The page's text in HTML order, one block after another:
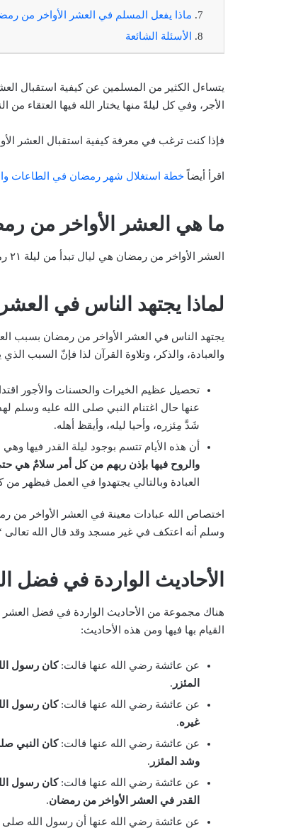
ماذا يفعل المسلم في العشر الأواخر من
الأسئلة الشائعة
يتساءل الكثير من المسلمين عن كيفية استقبال
الأجر، وفي كل ليلةً منها يختار الله فيها العتقاء من
فإذا كنت ترغب في معرفة كيفية استقبال العشر
اقرأ أيضاً خطة استغلال شهر رمضان في الطاعات
ما هي العشر الأواخر من
العشر الأواخر من رمضان هي ليال تبدأ من ليلة ٢١ رمضان حتى ليلة ٣٠ رمضان، وهي ليال يتحرى فيها المسلمون ليلة القدر.
لماذا يجتهد الناس في
يجتهد الناس في العشر الأواخر من رمضان بسبب
والعبادة، والذكر، وتلاوة القرآن لذا فإنّ السبب
تحصيل عظيم الخيرات والحسنات والأجور
عنها حال اغتنام النبي صلى الله عليه وسلم
شَدَّ مِئزره، وأحيا ليله، وأيقظ أهله.
أن هذه الأيام تتسم بوجود ليلة القدر فيها وهي
والروح فيها بإذن ربهم من كل أمر سلامٌ هي
العبادة وبالتالي يجتهدوا في العمل فيظهر
اختصاص الله عبادات معينة في العشر الأواخر من
وسلم أنه اعتكف في غير مسجد وقد قال الله تعالى
الأحاديث الواردة في فضل
هناك مجموعة من الأحاديث الواردة في فضل العشر
القيام بها فيها ومن هذه الأحاديث:
عن عائشة رضي الله عنها قالت:كان رسول
المئزر .
عن عائشة رضي الله عنها قالت:كان رسول
غيره.
عن عائشة رضي الله عنها قالت:كان النبي
وشد المئزر .
عن عائشة رضي الله عنها قالت:كان رسول
القدر في العشر الأواخر من رمضان.
عن عائشة رضي الله عنها أن رسول الله صلى